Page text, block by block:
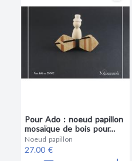
Pour Ado : noeud papillon
mosaïque de bois pour
junior
Noeud papillon
27.00 €